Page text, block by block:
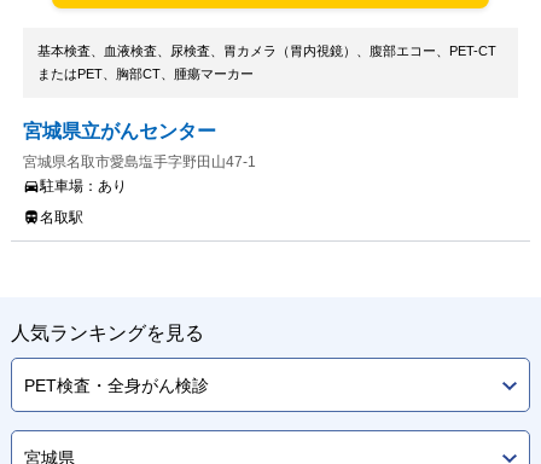
基本検査、血液検査、尿検査、胃カメラ（胃内視鏡）、腹部エコー、PET-CT
またはPET、胸部CT、腫瘍マーカー
宮城県立がんセンター
宮城県名取市愛島塩手字野田山47-1
駐車場： あり
名取駅
人気ランキングを見る